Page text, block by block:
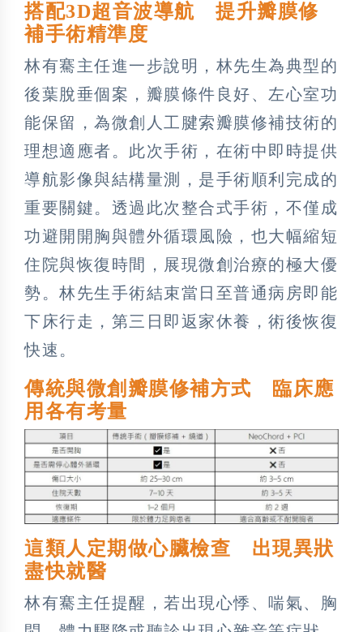
搭配3D超音波導航 提升瓣膜修
補手術精準度
林有騫主任進一步說明，林先生為典型的
後葉脫垂個案，瓣膜條件良好、左心室功
能保留，為微創人工腱索瓣膜修補技術的
理想適應者。此次手術，在術中即時提供
導航影像與結構量測，是手術順利完成的
重要關鍵。透過此次整合式手術，不僅成
功避開開胸與體外循環風險，也大幅縮短
住院與恢復時間，展現微創治療的極大優
勢。林先生手術結束當日至普通病房即能
下床行走，第三日即返家休養，術後恢復
快速。
傳統與微創瓣膜修補方式 臨床應
用各有考量
這類人定期做心臟檢查 出現異狀
盡快就醫
林有騫主任提醒，若出現心悸、喘氣、胸